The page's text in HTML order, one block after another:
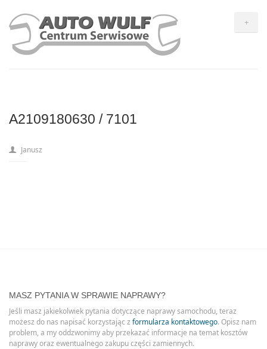
+
A2109180630 / 7101
Janusz
MASZ PYTANIA W SPRAWIE NAPRAWY?
Jeśli masz jakiekolwiek pytania dotyczące naprawy samochodu, teraz
możesz do nas napisać korzystając z formularza kontaktowego. Opisz nam
problem, a my oddzwonimy aby przekazać informacje na temat kosztów
naprawy oraz ewentualnego zakupu części zamiennych.